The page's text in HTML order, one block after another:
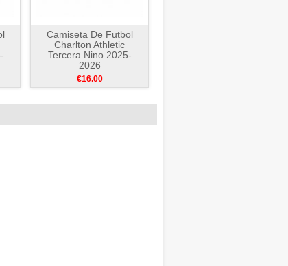
Camiseta De Futbol
Charlton Athletic
Tercera Nino 2025-
2026
€16.00